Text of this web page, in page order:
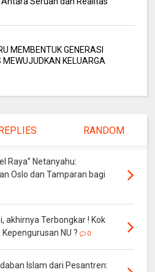
MEMBENTUK GENERASI
MEWUJUDKAN KELUARGA
RANDOM
Raya” Netanyahu:
Oslo dan Tamparan bagi
akhirnya Terbongkar ! Kok
NU ?
0
Islam dari Pesantren: